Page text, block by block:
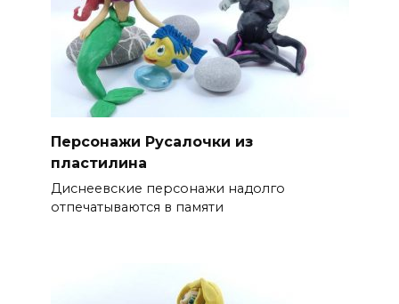
Персонажи Русалочки из
пластилина
Диснеевские персонажи надолго
отпечатываются в памяти